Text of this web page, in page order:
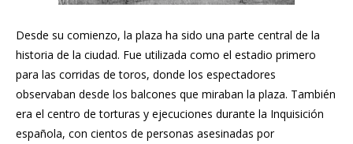
Desde su comienzo, la plaza ha sido una parte central de la
historia de la ciudad. Fue utilizada como el estadio primero
para las corridas de toros, donde los espectadores
observaban desde los balcones que miraban la plaza. También
era el centro de torturas y ejecuciones durante la Inquisición
española, con cientos de personas asesinadas por